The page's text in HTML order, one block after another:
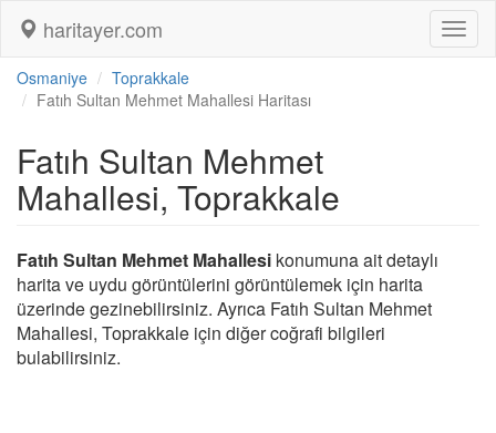
haritayer.com
Osmaniye
Toprakkale
Fatıh Sultan Mehmet Mahallesi Haritası
Fatıh Sultan Mehmet
Mahallesi, Toprakkale
Fatıh Sultan Mehmet Mahallesi konumuna ait detaylı
harita ve uydu görüntülerini görüntülemek için harita
üzerinde gezinebilirsiniz. Ayrıca Fatıh Sultan Mehmet
Mahallesi, Toprakkale için diğer coğrafi bilgileri
bulabilirsiniz.